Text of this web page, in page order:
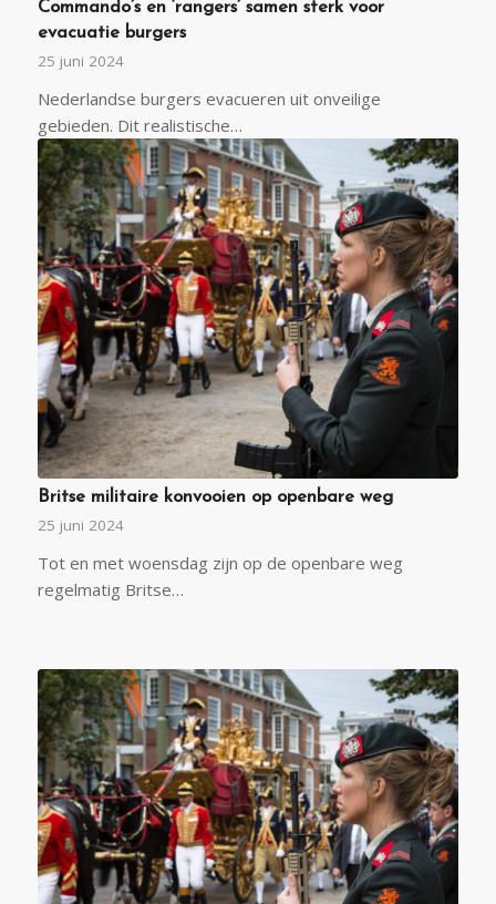
Commando’s en ‘rangers’ samen sterk voor
evacuatie burgers
25 juni 2024
Nederlandse burgers evacueren uit onveilige
gebieden. Dit realistische…
Britse militaire konvooien op openbare weg
25 juni 2024
Tot en met woensdag zijn op de openbare weg
regelmatig Britse…